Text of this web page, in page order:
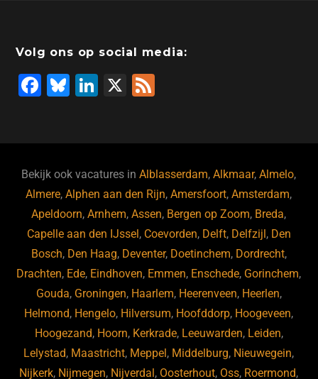
Volg ons op social media:
F
b
o
o
k
Bl
ky
Li
dI
n
X
Bekijk ook vacatures inAlblasserdam,Alkmaar,Almelo,
Almere,Alphen aan den Rijn,Amersfoort,Amsterdam,
Apeldoorn,Arnhem,Assen, Bergen op Zoom, Breda,
Capelle aan den IJssel, Coevorden, Delft, Delfzijl, Den
Bosch, Den Haag, Deventer, Doetinchem, Dordrecht,
Drachten, Ede, Eindhoven, Emmen, Enschede, Gorinchem,
Gouda, Groningen, Haarlem, Heerenveen, Heerlen,
Helmond, Hengelo, Hilversum, Hoofddorp, Hoogeveen,
Hoogezand, Hoorn, Kerkrade, Leeuwarden, Leiden,
Lelystad, Maastricht, Meppel, Middelburg, Nieuwegein,
Nijkerk, Nijmegen, Nijverdal, Oosterhout, Oss, Roermond,